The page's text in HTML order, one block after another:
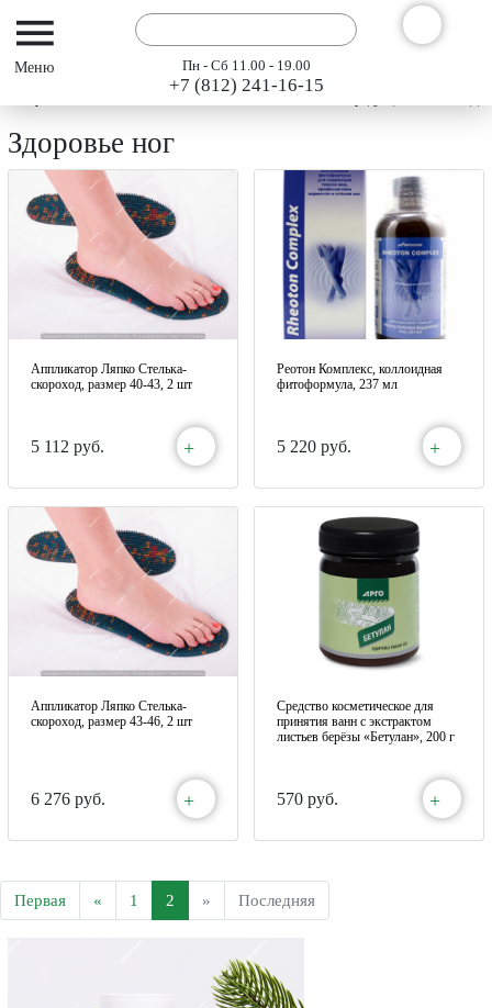
Пн - Сб 11.00 - 19.00
+7 (812) 241-16-15
Каталог
Здоровье ног
Аппликатор Ляпко Стелька-
скороход, размер 40-43, 2 шт
5 112 руб. +
Реотон Комплекс, коллоидная
фитоформула, 237 мл
5 220 руб. +
Аппликатор Ляпко Стелька-
скороход, размер 43-46, 2 шт
6 276 руб. +
Средство косметическое для
принятия ванн с экстрактом
листьев берёзы «Бетулан», 200 г
570 руб. +
Первая « 1 2 » Последняя